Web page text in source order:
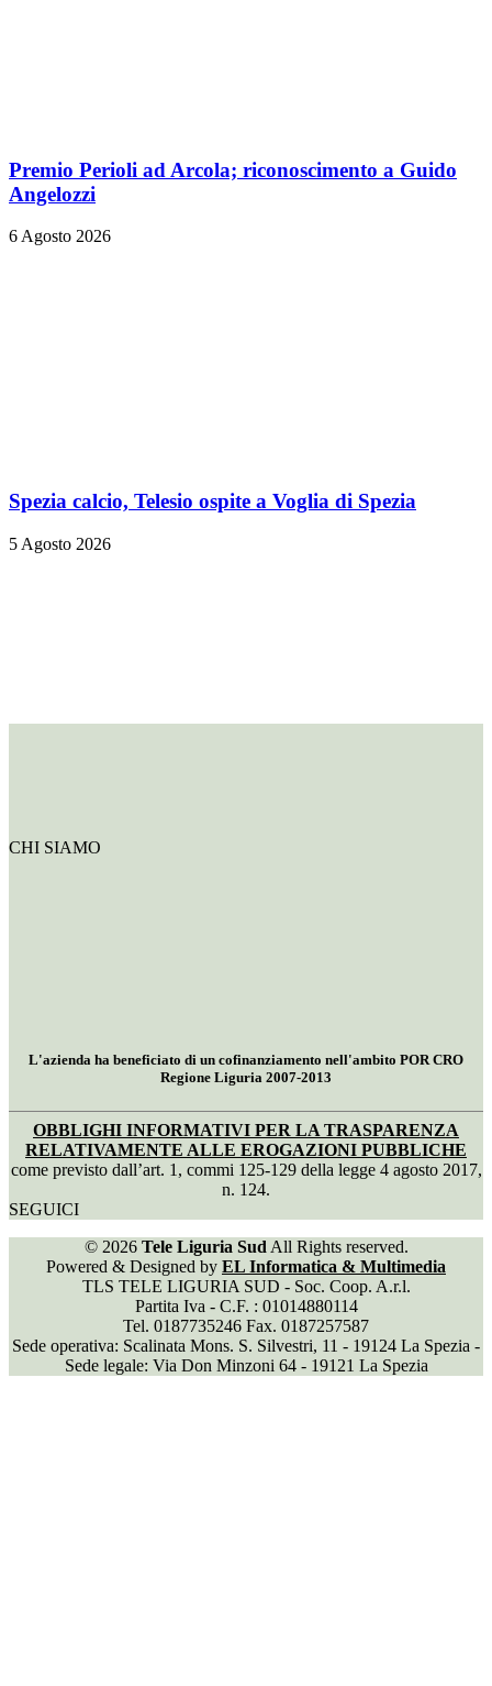
Premio Perioli ad Arcola; riconoscimento a Guido
Angelozzi
6 Agosto 2026
Spezia calcio, Telesio ospite a Voglia di Spezia
5 Agosto 2026
CHI SIAMO
L'azienda ha beneficiato di un cofinanziamento nell'ambito POR CRO
Regione Liguria 2007-2013
OBBLIGHI INFORMATIVI PER LA TRASPARENZA
RELATIVAMENTE ALLE EROGAZIONI PUBBLICHE
come previsto dall’art. 1, commi 125-129 della legge 4 agosto 2017,
n. 124.
SEGUICI
© 2026 Tele Liguria Sud All Rights reserved.
Powered & Designed by EL Informatica & Multimedia
TLS TELE LIGURIA SUD - Soc. Coop. A.r.l.
Partita Iva - C.F. : 01014880114
Tel. 0187735246 Fax. 0187257587
Sede operativa: Scalinata Mons. S. Silvestri, 11 - 19124 La Spezia -
Sede legale: Via Don Minzoni 64 - 19121 La Spezia